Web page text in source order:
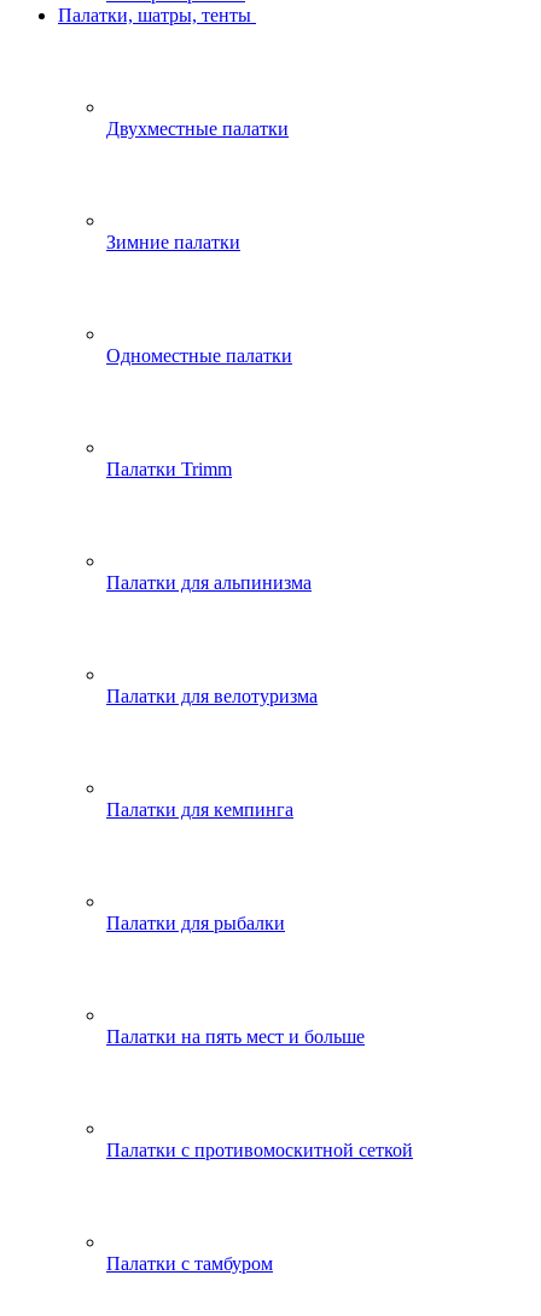
Палатки, шатры, тенты
Двухместные палатки
Зимние палатки
Одноместные палатки
Палатки Trimm
Палатки для альпинизма
Палатки для велотуризма
Палатки для кемпинга
Палатки для рыбалки
Палатки на пять мест и больше
Палатки с противомоскитной сеткой
Палатки с тамбуром